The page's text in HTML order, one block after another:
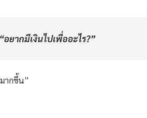
ยากมีเงินไปเพื่ออะไร?”
ากขึ้น”